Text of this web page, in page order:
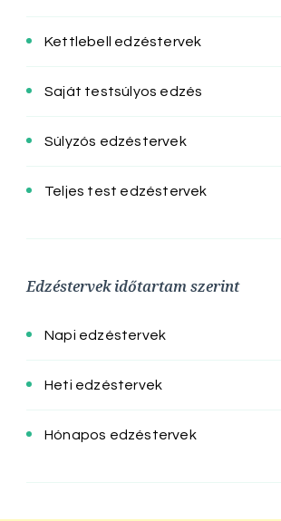
Kettlebell edzéstervek
Saját testsúlyos edzés
Súlyzós edzéstervek
Teljes test edzéstervek
Edzéstervek időtartam szerint
Napi edzéstervek
Heti edzéstervek
Hónapos edzéstervek